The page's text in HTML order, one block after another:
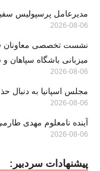
مدیرعامل پرسپولیس
2026-08-06
نشست تخصصی معاونان
میزبانی باشگاه سپاهان
2026-08-06
مجلس اسپانیا به دنبال
2026-08-06
آینده نامعلوم مهدی
2026-08-06
پیشنهادات سردبیر: